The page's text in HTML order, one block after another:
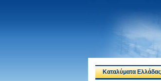
Καταλύματα Ελλάδας